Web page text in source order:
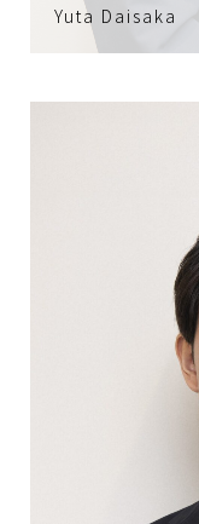
Yuta Daisaka